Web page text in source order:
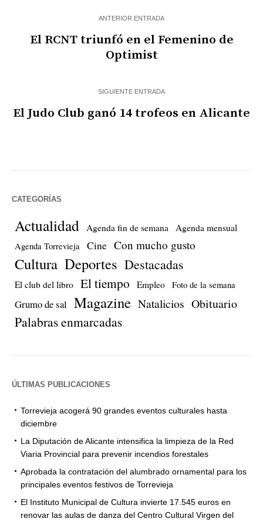
ANTERIOR ENTRADA
El RCNT triunfó en el Femenino de
Optimist
SIGUIENTE ENTRADA
El Judo Club ganó 14 trofeos en Alicante
CATEGORÍAS
Actualidad Agenda fin de semana Agenda mensual
Agenda Torrevieja Cine Con mucho gusto
Cultura Deportes Destacadas
El club del libro El tiempo Empleo Foto de la semana
Grumo de sal Magazine Natalicios Obituario
Palabras enmarcadas
ÚLTIMAS PUBLICACIONES
Torrevieja acogerá 90 grandes eventos culturales hasta
diciembre
La Diputación de Alicante intensifica la limpieza de la Red
Viaria Provincial para prevenir incendios forestales
Aprobada la contratación del alumbrado ornamental para los
principales eventos festivos de Torrevieja
El Instituto Municipal de Cultura invierte 17.545 euros en
renovar las aulas de danza del Centro Cultural Virgen del